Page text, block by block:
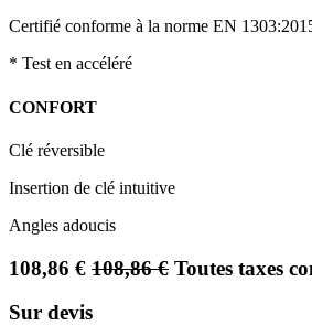
Certifié conforme à la norme EN
* Test en accéléré
CONFORT
Clé réversible
Insertion de clé intuitive
Angles adoucis
108,86 € 108,86€ Toutes taxes
Sur devis